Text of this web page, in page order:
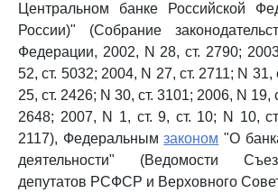
Центральном банке Российской
России)" (Собрание
Федерации, 2002, N 28, ст. 2790;
52, ст. 5032; 2004, N 27, ст. 2711; N 31,
25, ст. 2426; N 30, ст. 3101; 2006, N 19,
2648; 2007, N 1, ст. 9, ст. 10; N 10,
2117), Федеральнымзаконом "О
деятельности" (Ведомости
депутатов РСФСР и Верховного